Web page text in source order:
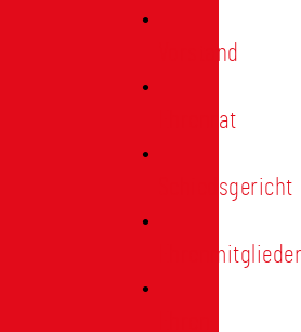
Vorstand
Ehrenrat
Schiedsgericht
Ehrenmitglieder